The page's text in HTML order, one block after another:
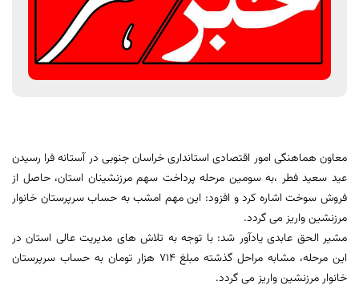
معاون هماهنگی امور اقتصادی استانداری خراسان جنوبی در آستانه فرا رسیدن
عید سعید فطر ،به سومین مرحله پرداخت سهم مرزنشینان استان، حاصل از
فروش سوخت اشاره کرد و افزود: این مهم امشب به حساب سرپرستان خانوار
مرزنشین واریز می گردد.
مشیر الحق عابدی یادآور شد: با توجه به تلاش های مدیریت عالی استان در
این مرحله، مشابه مراحل گذشته مبلغ 714 هزار تومان به حساب سرپرستان
خانوار مرزنشین واریز می گردد.